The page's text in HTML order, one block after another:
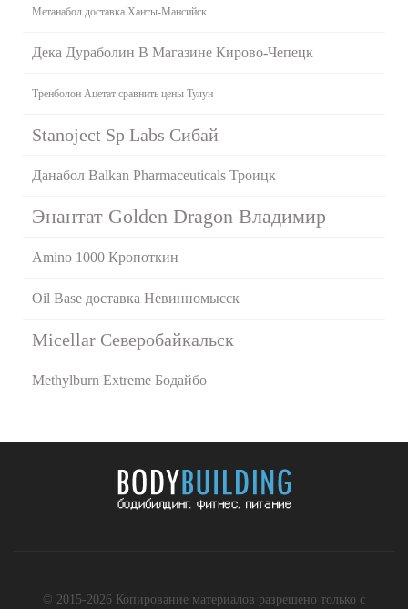
Метанабол доставка Ханты-Мансийск
Дека Дураболин В Магазине Кирово-Чепецк
Тренболон Ацетат сравнить цены Тулун
Stanoject Sp Labs Сибай
Данабол Balkan Pharmaceuticals Троицк
Энантат Golden Dragon Владимир
Amino 1000 Кропоткин
Oil Base доставка Невинномысск
Micellar Северобайкальск
Methylburn Extreme Бодайбо
© 2015-2026 Копирование материалов разрешено только с